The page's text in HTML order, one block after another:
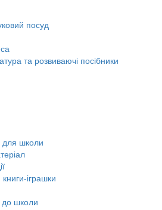
посуд
та розвиваючі посібники
для школи
іграшки
до школи